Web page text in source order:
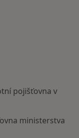
pojišťovna v
ministerstva